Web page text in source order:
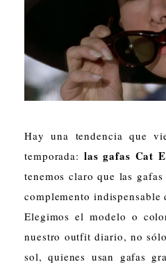
Hay una tendencia que
temporada: las gafas Cat
tenemos claro que las
complemento indispensable
Elegimos el modelo o
nuestro outfit diario, no
sol, quienes usan gafas